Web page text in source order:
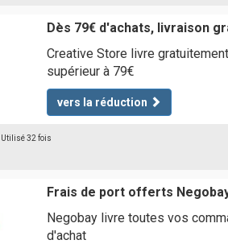
Dès 79€ d'achats, livraison
Creative Store livre
supérieur à 79€
vers la réduction
| Utilisé 32 fois
Frais de port offerts
Negobay livre toutes vos
d'achat